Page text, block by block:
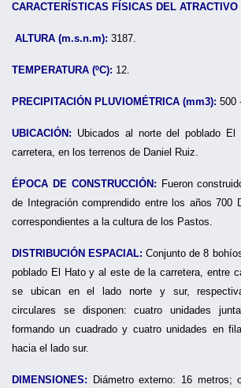
CARACTERÍSTICAS FÍSICAS DEL ATRACTIVO
ALTURA (m.s.n.m): 3187.
TEMPERATURA (ºC): 12.
PRECIPITACIÓN PLUVIOMÉTRICA (mm3): 500
UBICACIÓN: Ubicados al norte del poblado
carretera, en los terrenos de Daniel Ruiz.
ÉPOCA DE CONSTRUCCIÓN: Fueron
de Integración comprendido entre los años 700
correspondientes a la cultura de los Pastos.
DISTRIBUCIÓN ESPACIAL: Conjunto de 8
poblado El Hato y al este de la carretera, entre
se ubican en el lado norte y sur,
circulares se disponen: cuatro unidades
formando un cuadrado y cuatro unidades en
hacia el lado sur.
DIMENSIONES: Diámetro externo: 16 metros;